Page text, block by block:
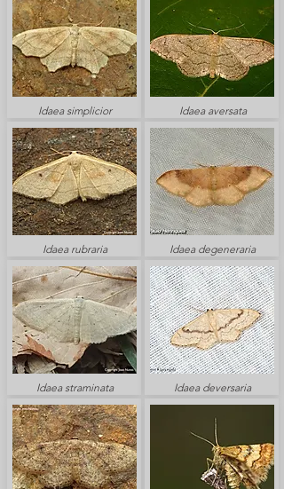
Idaea simplicior
Idaea rubraria
Idaea straminata
Idaea aversata
Idaea degeneraria
Idaea deversaria